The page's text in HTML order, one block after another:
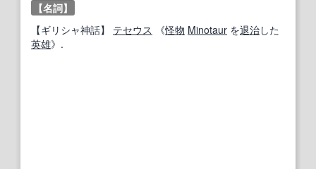
【名詞】
【ギリシャ神話】 テセウス 《怪物 Minotaur を退治した
英雄》.